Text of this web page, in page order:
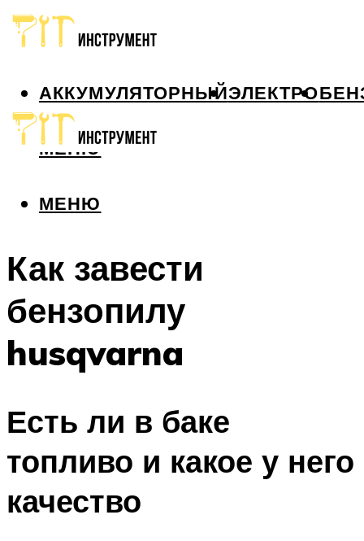
АККУМУЛЯТОРНЫЙЭЛЕКТРО
МЕНЮ
МЕНЮ
Как завести
бензопилу
husqvarna
Есть ли в баке
топливо и какое у него
качество